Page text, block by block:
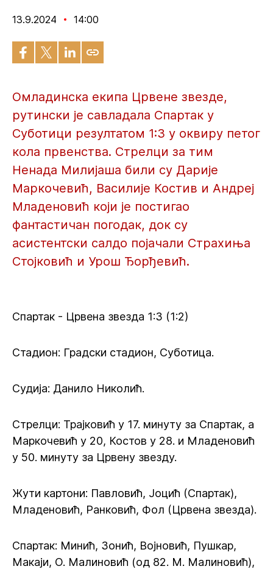
13.9.2024 14:00
Омладинска екипа Црвене звезде,
рутински је савладала Спартак у
Суботици резултатом 1:3 у оквиру петог
кола првенства. Стрелци за тим
Ненада Милијаша били су Дарије
Маркочевић, Василије Костив и Андреј
Младеновић који је постигао
фантастичан погодак, док су
асистентски салдо појачали Страхиња
Стојковић и Урош Ђорђевић.
Спартак - Црвена звезда 1:3 (1:2)
Стадион: Градски стадион, Суботица.
Судија: Данило Николић.
Стрелци: Трајковић у 17. минуту за Спартак, а
Маркочевић у 20, Костов у 28. и Младеновић
у 50. минуту за Црвену звезду.
Жути картони: Павловић, Јоцић (Спартак),
Младеновић, Ранковић, Фол (Црвена звезда).
Спартак: Минић, Зонић, Војновић, Пушкар,
Макаји, О. Малиновић (од 82. М. Малиновић),